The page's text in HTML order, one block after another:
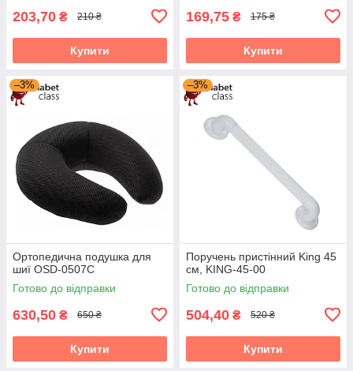
203,70 ₴ 210 ₴
Купити
169,75 ₴ 175 ₴
Купити
–3%
Ортопедична подушка для
шиї OSD-0507C
Готово до відправки
630,50 ₴ 650 ₴
Купити
–3%
Поручень пристінний King 45
см, KING-45-00
Готово до відправки
504,40 ₴ 520 ₴
Купити